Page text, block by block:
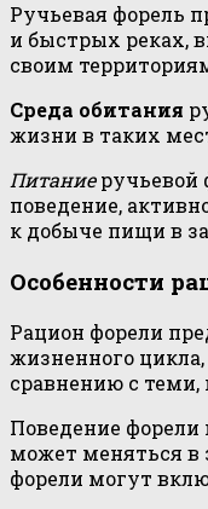
Ручьевая форель
и быстрых реках,
своим
Среда обитания
жизни в таких
Питаниеручьевой
поведение,
к добыче пищи в
Особенности
Рацион форели
жизненного
сравнению с теми,
Поведение форели
может меняться в
форели могут